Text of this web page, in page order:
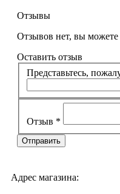
Отзывы
Отзывов нет, вы можете
Оставить отзыв
Представьтесь,
Отзыв *
Адрес магазина: